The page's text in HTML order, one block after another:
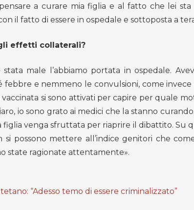
a curare mia figlia e al fatto che lei sta
il fatto di essere in ospedale e sottoposta a
effetti collaterali?
male l’abbiamo portata in ospedale.
e nemmeno le convulsioni, come
si sono attivati per capire per quale
io sono grato ai medici che la stanno
figlia venga sfruttata per riaprire il dibattito. Su
possono mettere all’indice genitori che
state ragionate attentamente».
“Adesso temo di essere criminalizzato”